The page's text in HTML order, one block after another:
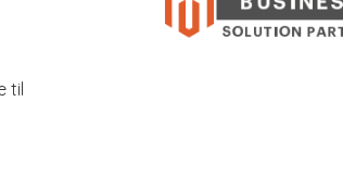
til